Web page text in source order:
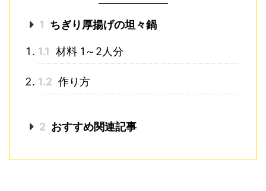
1 ちぎり厚揚げの坦々鍋
1.1 材料 1～2人分
1.2 作り方
2 おすすめ関連記事